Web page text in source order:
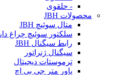
- حلقوی
محصولات JBH
متال سوئیچ JBH
سلکتور سوئیچ چراغ دار
رابط سیگنال JBH
سیگنال ژنراتور
ترموستات دیجیتال
پاور متر جی بی اچ